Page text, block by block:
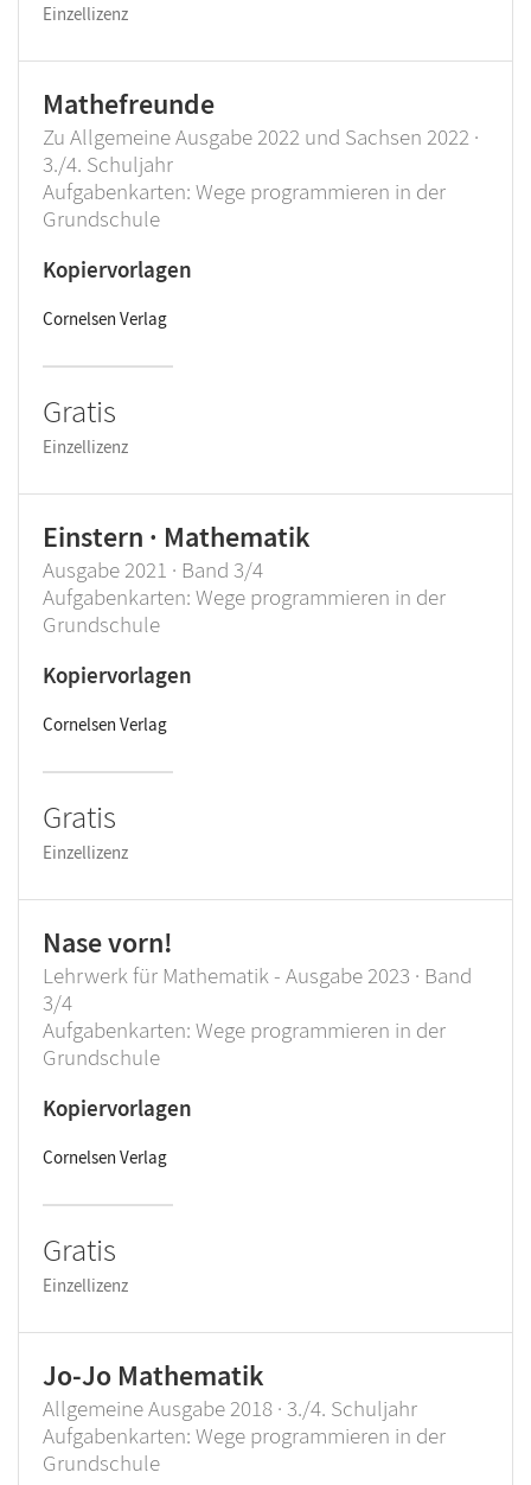
Einzellizenz
Mathefreunde
Zu Allgemeine Ausgabe 2022 und Sachsen 2022 ·
3./4. Schuljahr
Aufgabenkarten: Wege programmieren in der
Grundschule
Kopiervorlagen
Cornelsen Verlag
Gratis
Einzellizenz
Einstern · Mathematik
Ausgabe 2021 · Band 3/4
Aufgabenkarten: Wege programmieren in der
Grundschule
Kopiervorlagen
Cornelsen Verlag
Gratis
Einzellizenz
Nase vorn!
Lehrwerk für Mathematik - Ausgabe 2023 · Band
3/4
Aufgabenkarten: Wege programmieren in der
Grundschule
Kopiervorlagen
Cornelsen Verlag
Gratis
Einzellizenz
Jo-Jo Mathematik
Allgemeine Ausgabe 2018 · 3./4. Schuljahr
Aufgabenkarten: Wege programmieren in der
Grundschule